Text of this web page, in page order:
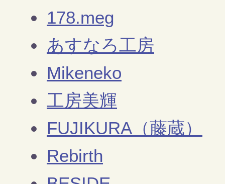
178.meg
あすなろ工房
Mikeneko
工房美輝
FUJIKURA（藤蔵）
Rebirth